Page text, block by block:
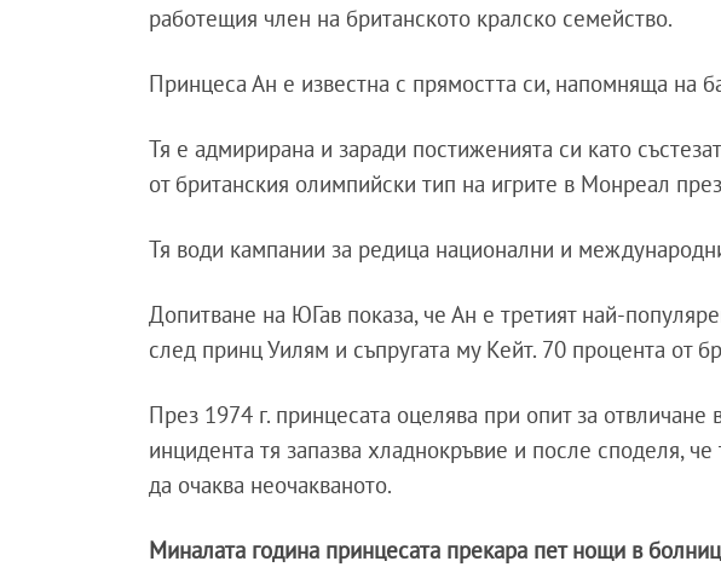
работещия член на британското кралско семейство.
Принцеса Ан е известна с прямостта си, напомняща на
Тя е адмирирана и заради постиженията си като
от британския олимпийски тип на игрите в Монреал
Тя води кампании за редица национални и
Допитване на ЮГав показа, че Ан е третият най-
след принц Уилям и съпругата му Кейт. 70 процента от
През 1974 г. принцесата оцелява при опит за
инцидента тя запазва хладнокръвие и после споделя,
да очаква неочакваното.
Миналата година принцесата прекара пет нощи в